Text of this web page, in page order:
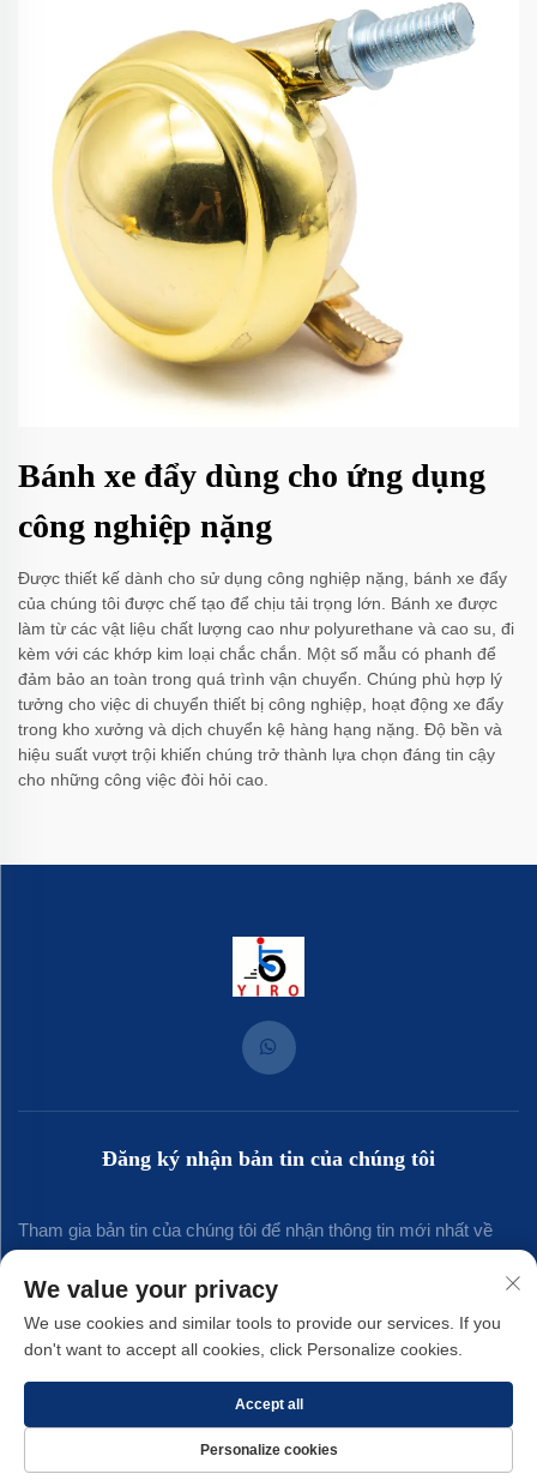
Bánh xe đẩy dùng cho ứng dụng
công nghiệp nặng
Được thiết kế dành cho sử dụng công nghiệp nặng, bánh xe đẩy
của chúng tôi được chế tạo để chịu tải trọng lớn. Bánh xe được
làm từ các vật liệu chất lượng cao như polyurethane và cao su, đi
kèm với các khớp kim loại chắc chắn. Một số mẫu có phanh để
đảm bảo an toàn trong quá trình vận chuyển. Chúng phù hợp lý
tưởng cho việc di chuyển thiết bị công nghiệp, hoạt động xe đẩy
trong kho xưởng và dịch chuyển kệ hàng hạng nặng. Độ bền và
hiệu suất vượt trội khiến chúng trở thành lựa chọn đáng tin cậy
cho những công việc đòi hỏi cao.
Đăng ký nhận bản tin của chúng tôi
Tham gia bản tin của chúng tôi để nhận thông tin mới nhất về
Đăng ký
sách bảo mật
We value your privacy
We use cookies and similar tools to provide our services. If you
don't want to accept all cookies, click Personalize cookies.
Personalize cookies
Accept all